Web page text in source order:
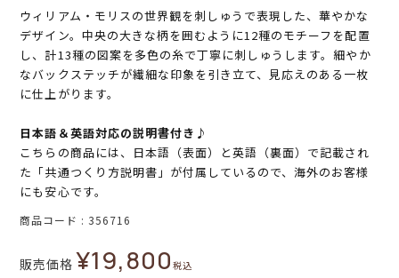
ウィリアム・モリスの世界観を刺しゅうで表現した、華やかな
デザイン。中央の大きな柄を囲むように12種のモチーフを配置
し、計13種の図案を多色の糸で丁寧に刺しゅうします。細やか
なバックステッチが繊細な印象を引き立て、見応えのある一枚
に仕上がります。
日本語＆英語対応の説明書付き♪
こちらの商品には、日本語（表面）と英語（裏面）で記載され
た「共通つくり方説明書」が付属しているので、海外のお客様
にも安心です。
商品コード 356716
販売価格 ¥19,800税込